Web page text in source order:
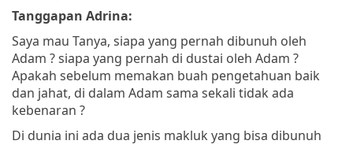
Tanggapan Adrina:
Saya mau Tanya, siapa yang pernah dibunuh oleh
Adam ? siapa yang pernah di dustai oleh Adam ?
Apakah sebelum memakan buah pengetahuan baik
dan jahat, di dalam Adam sama sekali tidak ada
kebenaran ?
Di dunia ini ada dua jenis makluk yang bisa dibunuh